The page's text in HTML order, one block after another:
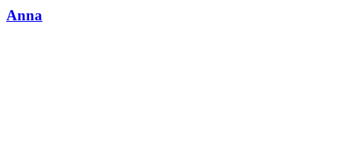
Anna